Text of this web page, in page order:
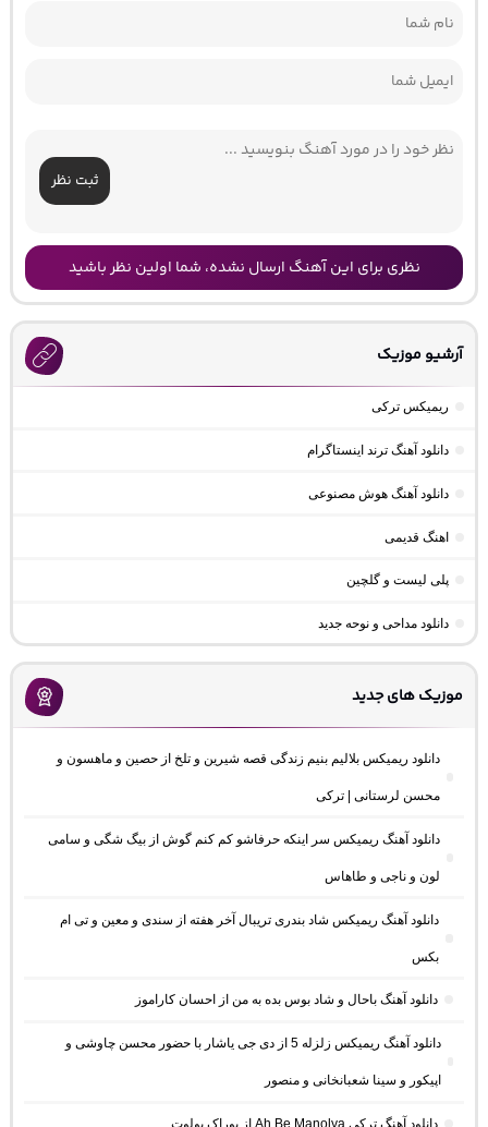
ثبت نظر
نظری برای این آهنگ ارسال نشده، شما اولین نظر باشید
آرشیو موزیک
ریمیکس ترکی
دانلود آهنگ ترند اینستاگرام
دانلود آهنگ هوش مصنوعی
اهنگ قدیمی
پلی لیست و گلچین
دانلود مداحی و نوحه جدید
موزیک های جدید
دانلود ریمیکس بلالیم بنیم زندگی قصه شیرین و تلخ از حصین و ماهسون و
محسن لرستانی | ترکی
دانلود آهنگ ریمیکس سر اینکه حرفاشو کم کنم گوش از بیگ شگی و سامی
لون و ناجی و طاهاس
دانلود آهنگ ریمیکس شاد بندری تریبال آخر هفته از سندی و معین و تی ام
بکس
دانلود آهنگ باحال و شاد بوس بده به من از احسان کاراموز
دانلود آهنگ ریمیکس زلزله 5 از دی جی یاشار با حضور محسن چاوشی و
اپیکور و سینا شعبانخانی و منصور
دانلود آهنگ ترکی Ah Be Manolya از بوراک بولوت